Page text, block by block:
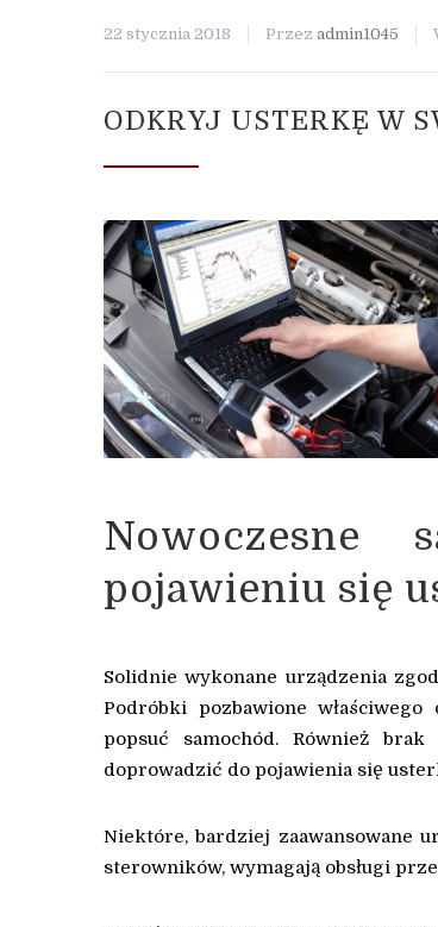
22 stycznia 2018 Przez admin1045
ODKRYJ USTERKĘ W
Nowoczesne
pojawieniu się
Solidnie wykonane urządzenia
Podróbki pozbawione
popsuć samochód. Również
doprowadzić do pojawienia się
Niektóre, bardziej zaawansowane
sterowników, wymagają obsługi